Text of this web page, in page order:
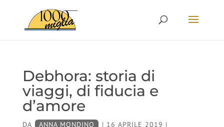
Debhora: storia di
viaggi, di fiducia e
d’amore
DA ANNA MONDINO | 16 APRILE 2019 |